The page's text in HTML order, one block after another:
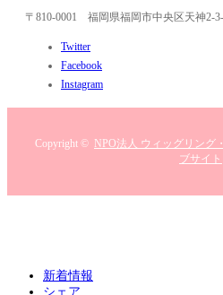
〒810-0001 福岡県福岡市中央区天神2-
Twitter
Facebook
Instagram
Copyright © NPO法人 ウィッグリン
ブサイト
新着情報
シェア